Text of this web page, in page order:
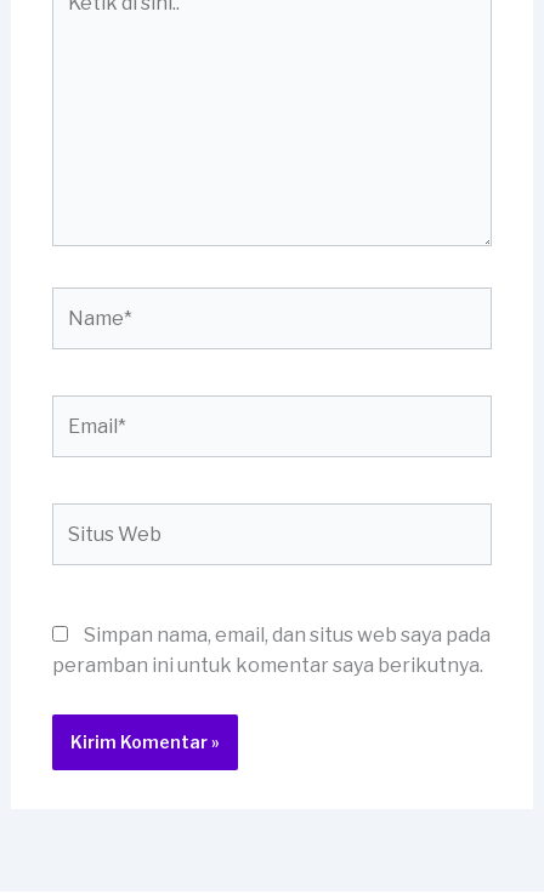
Web
Simpan nama, email, dan situs web saya pada
peramban ini untuk komentar saya berikutnya.